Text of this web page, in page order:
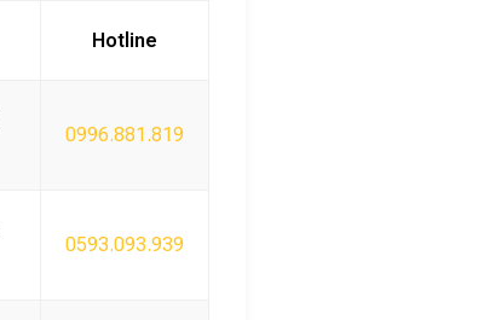
Hotline
0996.881.819
0593.093.939